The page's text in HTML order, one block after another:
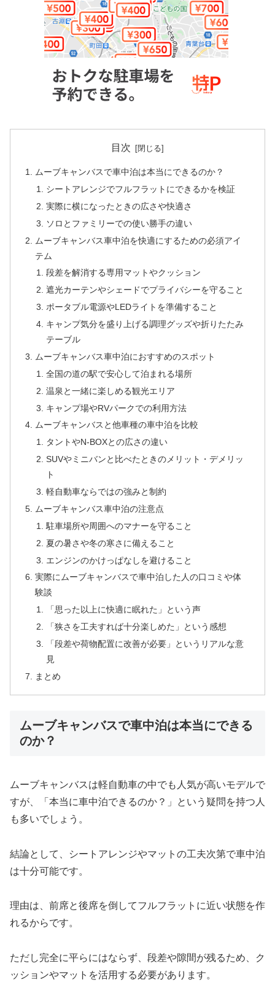
目次
ムーブキャンバスで車中泊は本当にできるのか？
シートアレンジでフルフラットにできるかを検証
実際に横になったときの広さや快適さ
ソロとファミリーでの使い勝手の違い
ムーブキャンバス車中泊を快適にするための必須アイ
テム
段差を解消する専用マットやクッション
遮光カーテンやシェードでプライバシーを守ること
ポータブル電源やLEDライトを準備すること
キャンプ気分を盛り上げる調理グッズや折りたたみ
テーブル
ムーブキャンバス車中泊におすすめのスポット
全国の道の駅で安心して泊まれる場所
温泉と一緒に楽しめる観光エリア
キャンプ場やRVパークでの利用方法
ムーブキャンバスと他車種の車中泊を比較
タントやN-BOXとの広さの違い
SUVやミニバンと比べたときのメリット・デメリッ
ト
軽自動車ならではの強みと制約
ムーブキャンバス車中泊の注意点
駐車場所や周囲へのマナーを守ること
夏の暑さや冬の寒さに備えること
エンジンのかけっぱなしを避けること
実際にムーブキャンバスで車中泊した人の口コミや体
験談
「思った以上に快適に眠れた」という声
「狭さを工夫すれば十分楽しめた」という感想
「段差や荷物配置に改善が必要」というリアルな意
見
まとめ
ムーブキャンバスで車中泊は本当にできる
のか？
ムーブキャンバスは軽自動車の中でも人気が高いモデルで
すが、「本当に車中泊できるのか？」という疑問を持つ人
も多いでしょう。
結論として、シートアレンジやマットの工夫次第で車中泊
は十分可能です。
理由は、前席と後席を倒してフルフラットに近い状態を作
れるからです。
ただし完全に平らにはならず、段差や隙間が残るため、ク
ッションやマットを活用する必要があります。